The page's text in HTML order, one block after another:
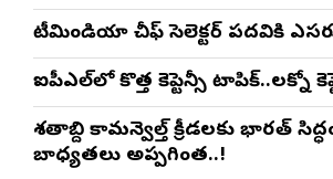
టీమిండియా చీఫ్ సెలెక్టర్ పదవికి
ఐపీఎల్‌లో కొత్త కెప్టెన్సీ టాపిక్..లక్నో
శతాబ్ది కామన్వెల్త్ క్రీడలకు భారత్
బాధ్యతలు అప్పగింత..!